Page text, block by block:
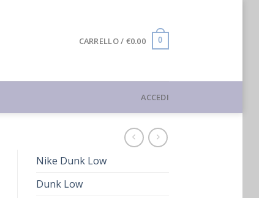
CARRELLO / €0.00 0
ACCEDI
Nike Dunk Low
Dunk Low